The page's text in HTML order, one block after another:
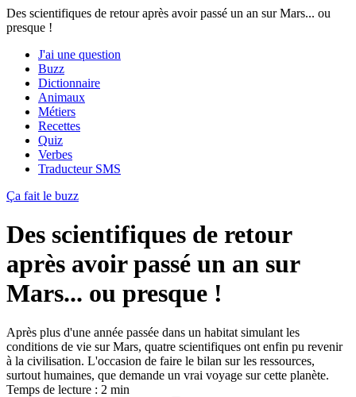
Des scientifiques de retour après avoir passé un an sur Mars... ou
presque !
J'ai une question
Buzz
Dictionnaire
Animaux
Métiers
Recettes
Quiz
Verbes
Traducteur SMS
Ça fait le buzz
Des scientifiques de retour
après avoir passé un an sur
Mars... ou presque !
Après plus d'une année passée dans un habitat simulant les
conditions de vie sur Mars, quatre scientifiques ont enfin pu revenir
à la civilisation. L'occasion de faire le bilan sur les ressources,
surtout humaines, que demande un vrai voyage sur cette planète.
Temps de lecture : 2 min